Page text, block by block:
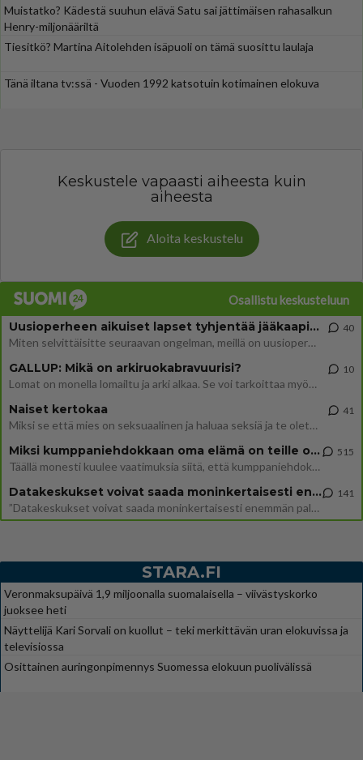
Muistatko? Kädestä suuhun elävä Satu sai jättimäisen rahasalkun
Henry-miljonääriltä
Tiesitkö? Martina Aitolehden isäpuoli on tämä suosittu laulaja
Tänä iltana tv:ssä - Vuoden 1992 katsotuin kotimainen elokuva
Keskustele vapaasti aiheesta kuin
aiheesta
Aloita keskustelu
Osallistu keskusteluun
Uusioperheen aikuiset lapset tyhjentää jääkaapin käydessään
Miten selvittäisitte seuraavan ongelman, meillä on uusioperhe, minulla teini-ikäiset lapset ja puolisolla aikuiset, jotk
40
GALLUP: Mikä on arkiruokabravuurisi?
Lomat on monella lomailtu ja arki alkaa. Se voi tarkoittaa myös sitä, että grillailut on grillattu ja palataan arjen ruo
10
Naiset kertokaa
Miksi se että mies on seksuaalinen ja haluaa seksiä ja te olette hänen mielestänne haluttava on vastenmielistä? Mikä sii
41
Miksi kumppaniehdokkaan oma elämä on teille ongelma?
Täällä monesti kuulee vaatimuksia siitä, että kumppaniehdokkaalla ei saisi olla lemmikkejä, lapsia, kavereita, eksiä, su
515
Datakeskukset voivat saada moninkertaisesti enemmän palautuksia kuin mitä ne maksavat veroja
”Datakeskukset voivat saada moninkertaisesti enemmän palautuksia kuin mitä ne maksavat veroja”, sanoo professori Jussi K
141
STARA.FI
Veronmaksupäivä 1,9 miljoonalla suomalaisella – viivästyskorko
juoksee heti
Näyttelijä Kari Sorvali on kuollut – teki merkittävän uran elokuvissa ja
televisiossa
Osittainen auringonpimennys Suomessa elokuun puolivälissä